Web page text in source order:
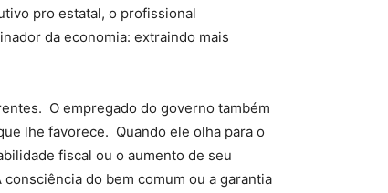
pro estatal, o profissional
da economia: extraindo mais
O empregado do governo também
lhe favorece. Quando ele olha para o
fiscal ou o aumento de seu
do bem comum ou a garantia